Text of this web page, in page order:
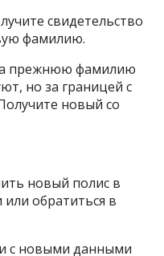
свидетельство
фамилию.
прежнюю фамилию
но за границей с
новый со
новый полис в
обратиться в
с новыми данными